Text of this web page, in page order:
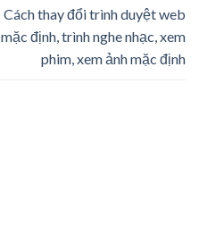
Cách thay đổi trình duyệt web
mặc định, trình nghe nhạc, xem
phim, xem ảnh mặc định